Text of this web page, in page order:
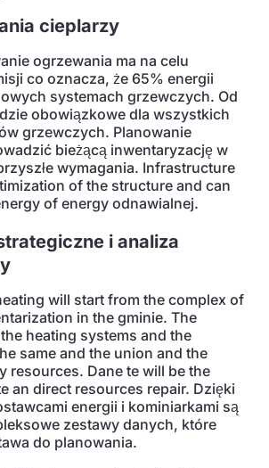
cieplarzy
ogrzewania ma na celu
co oznacza, że 65% energii
systemach grzewczych. Od
obowiązkowe dla wszystkich
grzewczych. Planowanie
bieżącą inwentaryzację w
wymagania. Infrastructure
of the structure and can
of energy odnawialnej.
i analiza
will start from the complex of
in the gminie. The
heating systems and the
same and the union and the
resources. Dane te will be the
an direct resources repair. Dzięki
energii i kominiarkami są
zestawy danych, które
do planowania.